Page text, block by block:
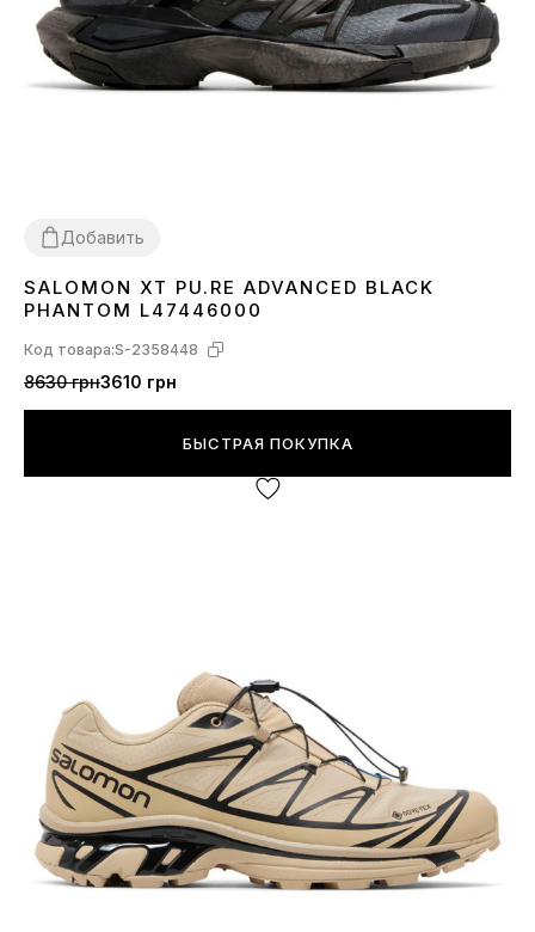
Добавить
414243 44 45
SALOMON XT PU.RE ADVANCED BLACK
PHANTOM L47446000
Код товара:S-2358448
8630 грн3610 грн
БЫСТРАЯ ПОКУПКА